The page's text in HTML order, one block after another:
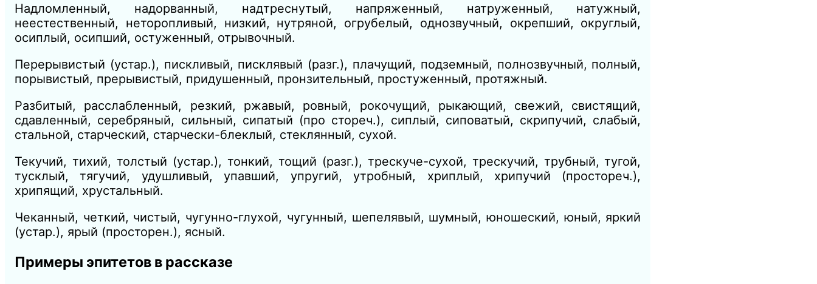
Надломленный, надорванный, надтреснутый, напряженный, натруженный, натужный,
неестественный, неторопливый, низкий, нутряной, огрубелый, однозвучный, окрепший, округлый,
осиплый, осипший, остуженный, отрывочный.
Перерывистый (устар.), пискливый, писклявый (разг.), плачущий, подземный, полнозвучный, полный,
порывистый, прерывистый, придушенный, пронзительный, простуженный, протяжный.
Разбитый, расслабленный, резкий, ржавый, ровный, рокочущий, рыкающий, свежий, свистящий,
сдавленный, серебряный, сильный, сипатый (про стореч.), сиплый, сиповатый, скрипучий, слабый,
стальной, старческий, старчески-блеклый, стеклянный, сухой.
Текучий, тихий, толстый (устар.), тонкий, тощий (разг.), трескуче-сухой, трескучий, трубный, тугой,
тусклый, тягучий, удушливый, упавший, упругий, утробный, хриплый, хрипучий (простореч.),
хрипящий, хрустальный.
Чеканный, четкий, чистый, чугунно-глухой, чугунный, шепелявый, шумный, юношеский, юный, яркий
(устар.), ярый (просторен.), ясный.
Примеры эпитетов в рассказе